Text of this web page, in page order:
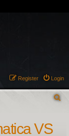
Login
Register
VS